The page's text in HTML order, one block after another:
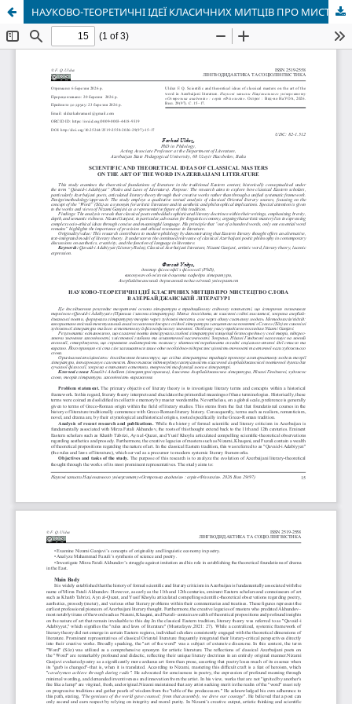
НАУКОВО-ТЕОРЕТИЧНІ ІДЕЇ КЛАСИЧНИХ МИТЦІВ ПРО МИСТЕЦТВО СЛОВА В АЗЕРБАЙДЖАНСЬКІЙ ЛІТЕРАТУРІ